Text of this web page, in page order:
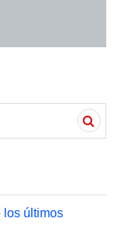
los últimos